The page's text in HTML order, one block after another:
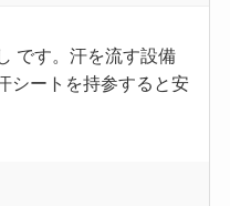
です。汗を流す設備
シートを持参すると安